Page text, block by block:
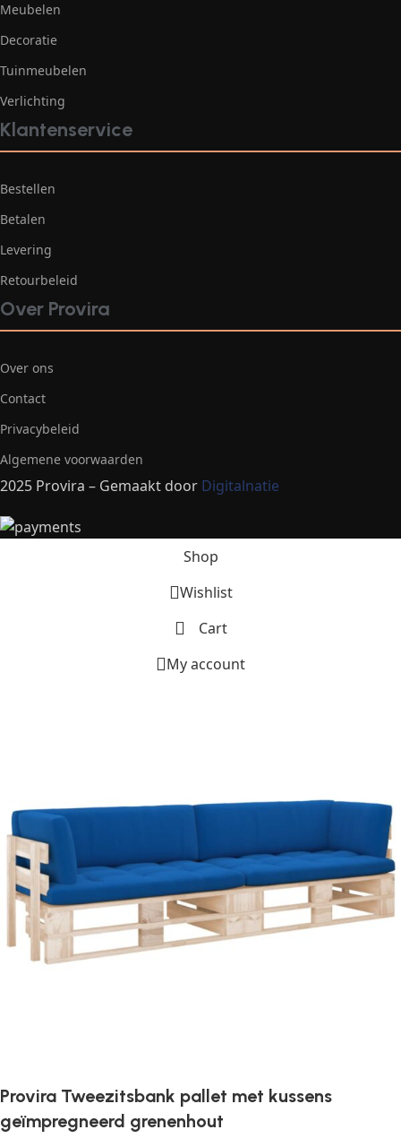
Meubelen
Decoratie
Tuinmeubelen
Verlichting
Klantenservice
Bestellen
Betalen
Levering
Retourbeleid
Over Provira
Over ons
Contact
Privacybeleid
Algemene voorwaarden
2025 Provira – Gemaakt door Digitalnatie
Shop
Wishlist
Cart
My account
Provira Tweezitsbank pallet met kussens
geïmpregneerd grenenhout